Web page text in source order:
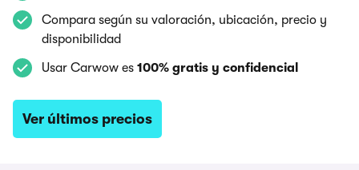
Compara según su valoración, ubicación, precio y
disponibilidad
Usar Carwow es 100% gratis y confidencial
Ver últimos precios